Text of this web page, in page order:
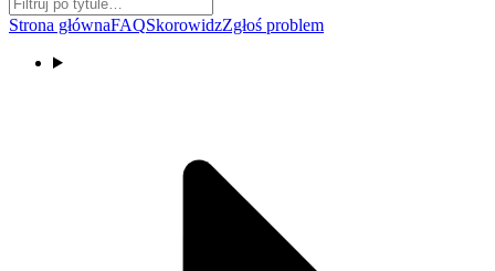
Strona głównaFAQSkorowidzZgłoś problem